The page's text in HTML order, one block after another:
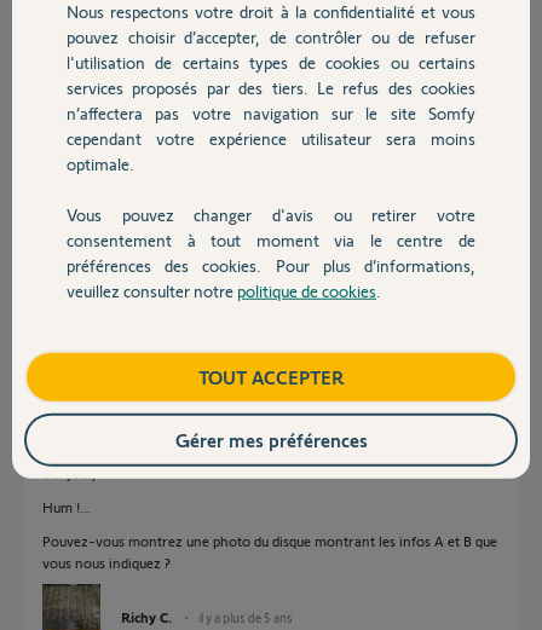
Chauffage
Autres produits
Devis avec un pro
Contact
Participer au fil de discussion
Réponses
Affichez sur le disque votre valeur réelle "A".
Ensuite tout s'affiche automatiquement, angle, équerre, B.
Il n'y a aucune question à ce poser.
Hum !...
Pouvez-vous montrez une photo du disque montrant les infos A et B que
vous nous indiquez ?
Richy C. il y a plus de 5 ans
Nous respectons votre droit à la confidentialité et vous
pouvez choisir d’accepter, de contrôler ou de refuser
l'utilisation de certains types de cookies ou certains
services proposés par des tiers. Le refus des cookies
n’affectera pas votre navigation sur le site Somfy
cependant votre expérience utilisateur sera moins
optimale.
Vous pouvez changer d'avis ou retirer votre
consentement à tout moment via le centre de
préférences des cookies. Pour plus d’informations,
veuillez consulter notre politique de cookies
TOUT ACCEPTER
Gérer mes préférences